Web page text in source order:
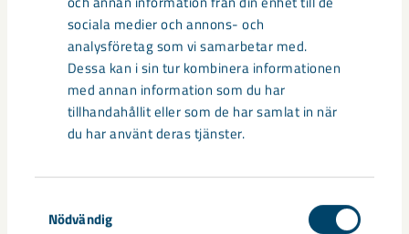
sociala medier och annons- och
analysföretag som vi samarbetar med.
Dessa kan i sin tur kombinera informationen
med annan information som du har
tillhandahållit eller som de har samlat in när
du har använt deras tjänster.
Nödvändig
Relaterat innehåll